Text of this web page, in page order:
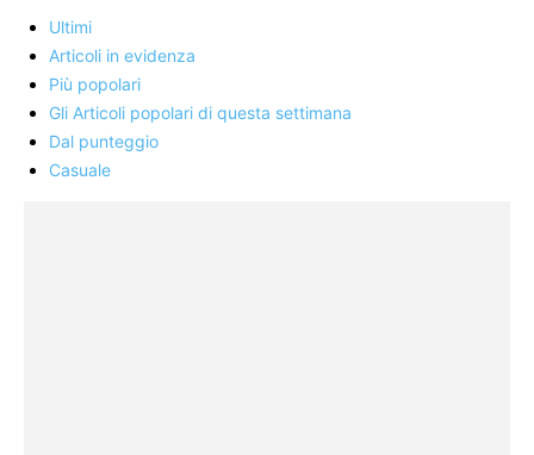
Ultimi
Articoli in evidenza
Più popolari
Gli Articoli popolari di questa settimana
Dal punteggio
Casuale